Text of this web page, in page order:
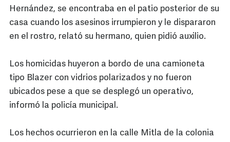
Hernández, se encontraba en el patio posterior de su
casa cuando los asesinos irrumpieron y le dispararon
en el rostro, relató su hermano, quien pidió auxilio.
Los homicidas huyeron a bordo de una camioneta
tipo Blazer con vidrios polarizados y no fueron
ubicados pese a que se desplegó un operativo,
informó la policía municipal.
Los hechos ocurrieron en la calle Mitla de la colonia